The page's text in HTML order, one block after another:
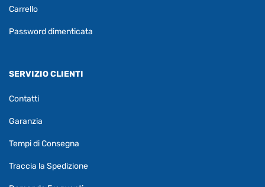
Carrello
Password dimenticata
SERVIZIO CLIENTI
Contatti
Garanzia
Tempi di Consegna
Traccia la Spedizione